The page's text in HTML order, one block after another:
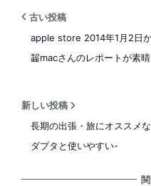
古い投稿
apple store 2014年1月2日
齧macさんのレポートが素
新しい投稿
長期の出張・旅にオススメ
ダプタと使いやすい-